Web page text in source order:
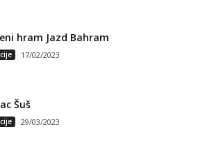
hram Jazd Bahram
17/02/2023
Šuš
29/03/2023